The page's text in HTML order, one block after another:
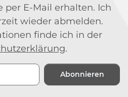
per E-Mail erhalten. Ich
wieder abmelden.
finde ich in der
.
Abonnieren